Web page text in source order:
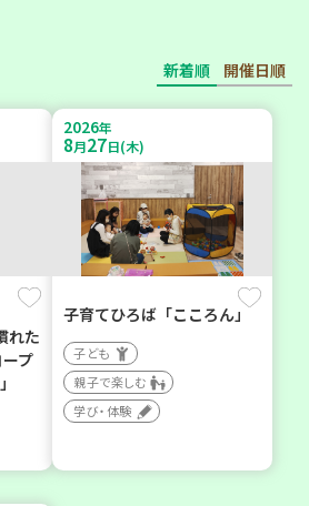
新着順 開催日順
れた
プ
2026年
8月27日(木)
子育てひろば「こころん」
子ども
親子で楽しむ
学び・体験